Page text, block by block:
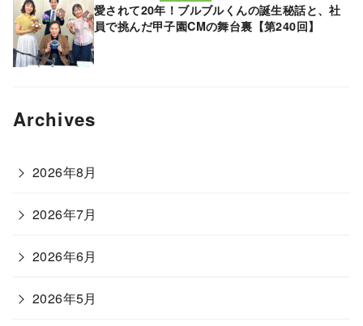
愛されて20年！ブルブルくんの誕生秘話と、社
員で挑んだ甲子園CMの舞台裏【第240回】
Archives
2026年8月
2026年7月
2026年6月
2026年5月